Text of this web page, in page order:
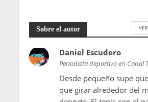
Sobre el autor
Daniel Escudero
Periodista deportivo en Canal
Desde pequeño supe
que girar alrededor del